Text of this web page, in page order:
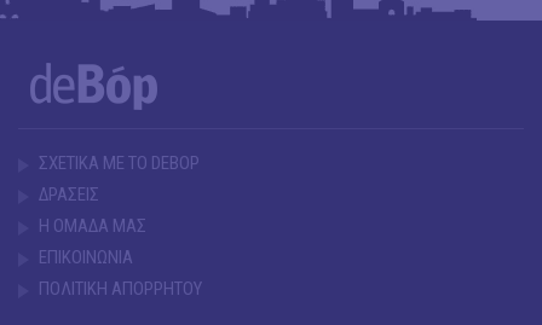
ΣΧΕΤΙΚΑ ΜΕ ΤΟ DEBOP
ΔΡΑΣΕΙΣ
Η ΟΜΑΔΑ ΜΑΣ
ΕΠΙΚΟΙΝΩΝΙΑ
ΠΟΛΙΤΙΚΗ ΑΠΟΡΡΗΤΟΥ